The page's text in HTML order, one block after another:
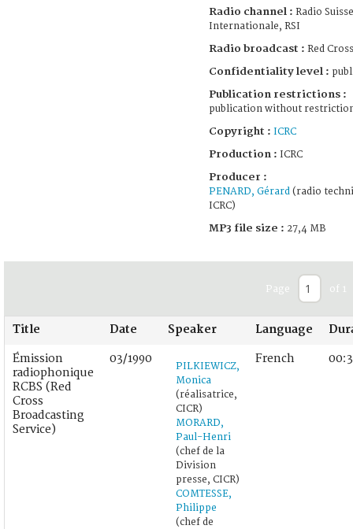
Radio channel : Radio Suisse
Internationale, RSI
Radio broadcast : Red
Confidentiality level :
Publication restrictions :
publication without
Copyright : ICRC
Production : ICRC
Producer :
PENARD, Gérard (radio
ICRC)
MP3 file size : 27,4 MB
Page of 1
Title Date Speaker Language
Émission
radiophonique
RCBS (Red
Cross
Broadcasting
Service)
03/1990
PILKIEWICZ,
Monica
(réalisatrice,
CICR)
MORARD,
Paul-Henri
(chef de la
Division
presse, CICR)
COMTESSE,
Philippe
(chef de
French